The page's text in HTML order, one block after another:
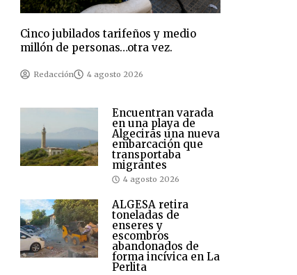
Cinco jubilados tarifeños y medio
millón de personas…otra vez.
Redacción 4 agosto 2026
Encuentran varada
en una playa de
Algeciras una nueva
embarcación que
transportaba
migrantes
4 agosto 2026
ALGESA retira
toneladas de
enseres y
escombros
abandonados de
forma incívica en La
Perlita